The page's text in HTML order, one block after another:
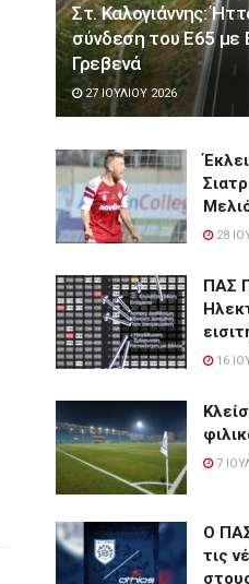
Στ. Καλογιάννης:
σύνδεση του Ε65 με
Γρεβενά
27 ΙΟΥΛΊΟΥ 2026
28
ΠΑΣ
16
7
Ο ΠΑΣ
τις